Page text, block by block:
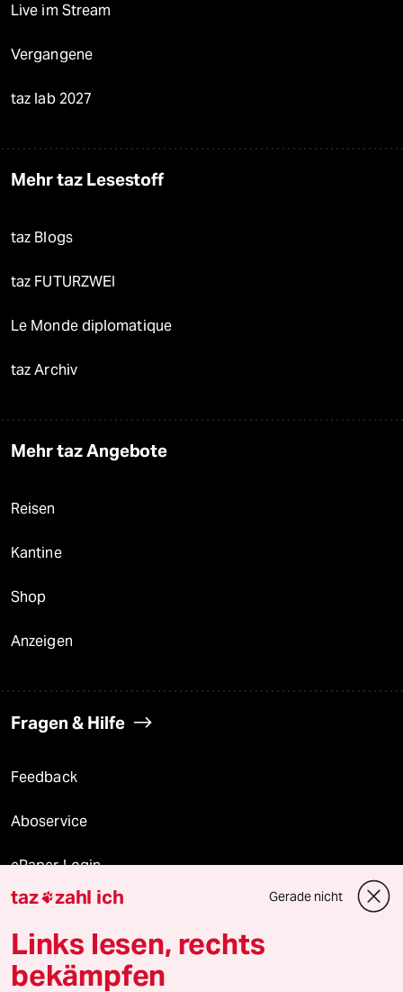
Live im Stream
Vergangene
taz lab 2027
Mehr taz Lesestoff
taz Blogs
taz FUTURZWEI
Le Monde diplomatique
taz Archiv
Mehr taz Angebote
Reisen
Kantine
Shop
Anzeigen
Fragen & Hilfe
Feedback
Aboservice
ePaper Login
Downloads für Abonnierende
taz zahl ich Gerade nicht
Links lesen, rechts
bekämpfen